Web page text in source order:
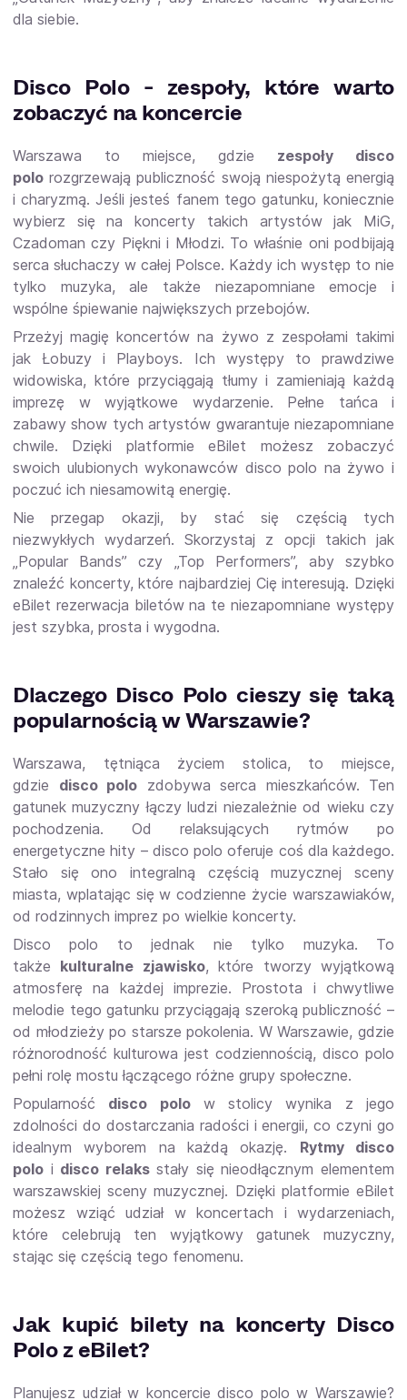
dla siebie.
Disco Polo - zespoły, które warto
zobaczyć na koncercie
Warszawa to miejsce, gdzie zespoły disco
polo rozgrzewają publiczność swoją niespożytą energią
i charyzmą. Jeśli jesteś fanem tego gatunku, koniecznie
wybierz się na koncerty takich artystów jak MiG,
Czadoman czy Piękni i Młodzi. To właśnie oni podbijają
serca słuchaczy w całej Polsce. Każdy ich występ to nie
tylko muzyka, ale także niezapomniane emocje i
wspólne śpiewanie największych przebojów.
Przeżyj magię koncertów na żywo z zespołami takimi
jak Łobuzy i Playboys. Ich występy to prawdziwe
widowiska, które przyciągają tłumy i zamieniają każdą
imprezę w wyjątkowe wydarzenie. Pełne tańca i
zabawy show tych artystów gwarantuje niezapomniane
chwile. Dzięki platformie eBilet możesz zobaczyć
swoich ulubionych wykonawców disco polo na żywo i
poczuć ich niesamowitą energię.
Nie przegap okazji, by stać się częścią tych
niezwykłych wydarzeń. Skorzystaj z opcji takich jak
„Popular Bands” czy „Top Performers”, aby szybko
znaleźć koncerty, które najbardziej Cię interesują. Dzięki
eBilet rezerwacja biletów na te niezapomniane występy
jest szybka, prosta i wygodna.
Dlaczego Disco Polo cieszy się taką
popularnością w Warszawie?
Warszawa, tętniąca życiem stolica, to miejsce,
gdzie disco polo zdobywa serca mieszkańców. Ten
gatunek muzyczny łączy ludzi niezależnie od wieku czy
pochodzenia. Od relaksujących rytmów po
energetyczne hity – disco polo oferuje coś dla każdego.
Stało się ono integralną częścią muzycznej sceny
miasta, wplatając się w codzienne życie warszawiaków,
od rodzinnych imprez po wielkie koncerty.
Disco polo to jednak nie tylko muzyka. To
także kulturalne zjawisko, które tworzy wyjątkową
atmosferę na każdej imprezie. Prostota i chwytliwe
melodie tego gatunku przyciągają szeroką publiczność –
od młodzieży po starsze pokolenia. W Warszawie, gdzie
różnorodność kulturowa jest codziennością, disco polo
pełni rolę mostu łączącego różne grupy społeczne.
Popularność disco polow stolicy wynika z jego
zdolności do dostarczania radości i energii, co czyni go
idealnym wyborem na każdą okazję. Rytmy disco
polo i disco relaksstały się nieodłącznym elementem
warszawskiej sceny muzycznej. Dzięki platformie eBilet
możesz wziąć udział w koncertach i wydarzeniach,
które celebrują ten wyjątkowy gatunek muzyczny,
stając się częścią tego fenomenu.
Jak kupić bilety na koncerty Disco
Polo z eBilet?
Planujesz udział w koncercie disco polo w Warszawie?